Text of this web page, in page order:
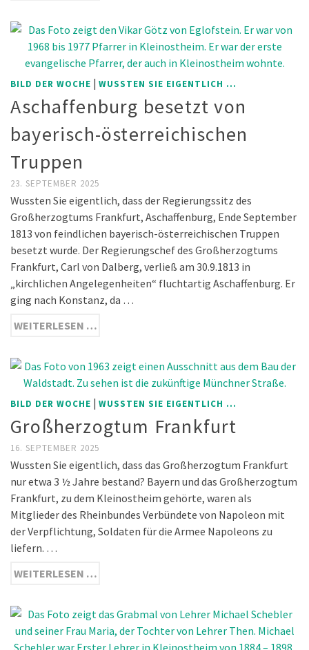
BILD DER WOCHE | WUSSTEN SIE EIGENTLICH ...
Aschaffenburg besetzt von
bayerisch-österreichischen
Truppen
23. SEPTEMBER 2025
Wussten Sie eigentlich, dass der Regierungssitz des
Großherzogtums Frankfurt, Aschaffenburg, Ende September
1813 von feindlichen bayerisch-österreichischen Truppen
besetzt wurde. Der Regierungschef des Großherzogtums
Frankfurt, Carl von Dalberg, verließ am 30.9.1813 in
„kirchlichen Angelegenheiten“ fluchtartig Aschaffenburg. Er
ging nach Konstanz, da …
WEITERLESEN …
BILD DER WOCHE | WUSSTEN SIE EIGENTLICH ...
Großherzogtum Frankfurt
16. SEPTEMBER 2025
Wussten Sie eigentlich, dass das Großherzogtum Frankfurt
nur etwa 3 ½ Jahre bestand? Bayern und das Großherzogtum
Frankfurt, zu dem Kleinostheim gehörte, waren als
Mitglieder des Rheinbundes Verbündete von Napoleon mit
der Verpflichtung, Soldaten für die Armee Napoleons zu
liefern. …
WEITERLESEN …